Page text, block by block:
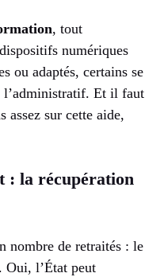
, tout
numériques
ou adaptés, certains se
l’administratif. Et il faut
assez sur cette aide,
: la récupération
nombre de retraités : le
. Oui, l’État peut